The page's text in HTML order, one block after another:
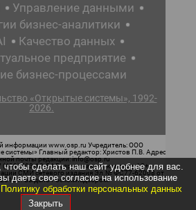
Управление данными
бизнес-аналитики
Качество данных
предприятие
бизнес-процессами
«Открытые системы», 1992-
2026.
информации www.osp.ru Учредитель: ООО
системы» Главный редактор: Христов П.В. Адрес
почты редакции: info@osp.ru
703-18-54 Возрастная маркировка: 12+
СМИ сетевого издания Эл.№ ФС77-62008 от
г. выдано Роскомнадзором.
сделать наш сайт удобнее для вас.
даете свое согласие на использование
Политику обработки персональных данных
Закрыть